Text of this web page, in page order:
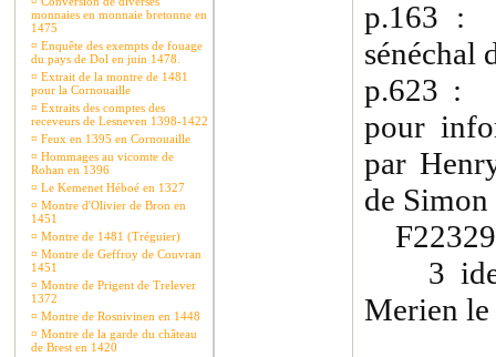
monnaies en monnaie bretonne en
1475
¤ Enquête des exempts de fouage
du pays de Dol en juin 1478.
¤ Extrait de la montre de 1481
pour la Cornouaille
¤ Extraits des comptes des
receveurs de Lesneven 1398-1422
¤ Feux en 1395 en Cornouaille
¤ Hommages au vicomte de
Rohan en 1396
¤ Le Kemenet Héboé en 1327
¤ Montre d'Olivier de Bron en
1451
¤ Montre de 1481 (Tréguier)
¤ Montre de Geffroy de Couvran
1451
¤ Montre de Prigent de Trelever
1372
¤ Montre de Rosnivinen en 1448
¤ Montre de la garde du château
de Brest en 1420
p.163 :
sénéchal
p.623 :
pour
par
de
F22329
3 ides
Merien